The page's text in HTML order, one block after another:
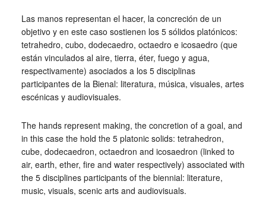
Las manos representan el hacer, la concreción de un
objetivo y en este caso sostienen los 5 sólidos platónicos:
tetrahedro, cubo, dodecaedro, octaedro e icosaedro (que
están vinculados al aire, tierra, éter, fuego y agua,
respectivamente) asociados a los 5 disciplinas
participantes de la Bienal: literatura, música, visuales, artes
escénicas y audiovisuales.
The hands represent making, the concretion of a goal, and
in this case the hold the 5 platonic solids: tetrahedron,
cube, dodecaedron, octaedron and icosaedron (linked to
air, earth, ether, fire and water respectively) associated with
the 5 disciplines participants of the biennial: literature,
music, visuals, scenic arts and audiovisuals.